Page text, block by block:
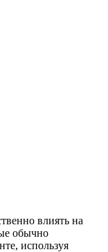
влиять на
обычно
используя